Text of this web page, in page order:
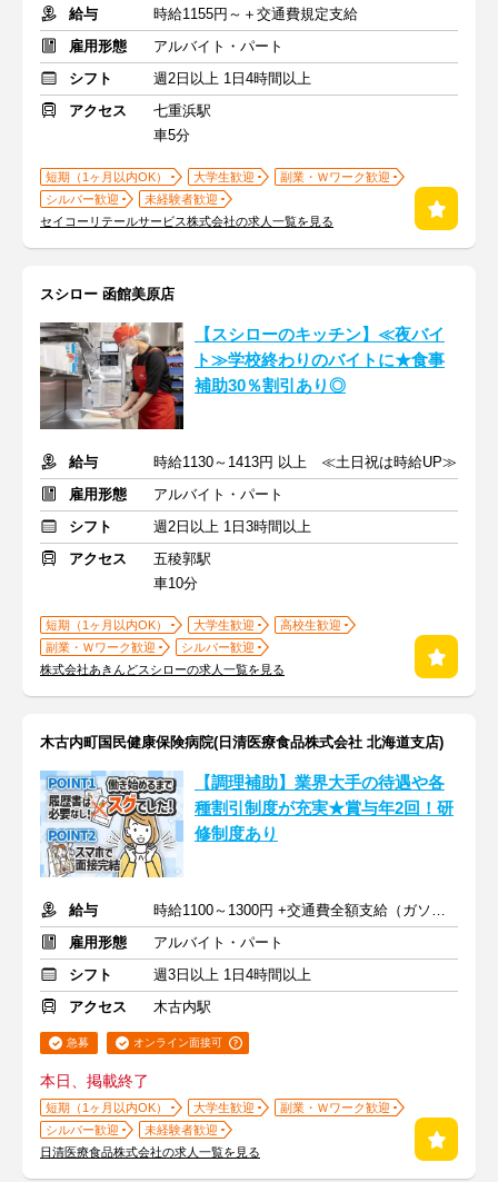
給与
時給1155円～＋交通費規定支給
雇用形態
アルバイト・パート
シフト
週2日以上 1日4時間以上
アクセス
七重浜駅
車5分
短期（1ヶ月以内OK） 大学生歓迎
副業・Ｗワーク歓迎
シルバー歓迎
未経験者歓迎
セイコーリテールサービス株式会社の求人一覧を見る
スシロー 函館美原店
【スシローのキッチン】≪夜バイ
ト≫学校終わりのバイトに★食事
補助30％割引あり◎
給与
時給1130～1413円 以上 ≪土日祝は時給UP≫
雇用形態
アルバイト・パート
シフト
週2日以上 1日3時間以上
アクセス
五稜郭駅
車10分
短期（1ヶ月以内OK） 大学生歓迎
高校生歓迎
副業・Ｗワーク歓迎
シルバー歓迎
株式会社あきんどスシローの求人一覧を見る
木古内町国民健康保険病院(日清医療食品株式会社 北海道支店)
【調理補助】業界大手の待遇や各
種割引制度が充実★賞与年2回！研
修制度あり
給与
時給1100～1300円 +交通費全額支給（ガソリン代も支給）
雇用形態
アルバイト・パート
シフト
週3日以上 1日4時間以上
アクセス
木古内駅
急募 オンライン面接可
本日、掲載終了
短期（1ヶ月以内OK） 大学生歓迎
副業・Ｗワーク歓迎
シルバー歓迎
未経験者歓迎
日清医療食品株式会社の求人一覧を見る